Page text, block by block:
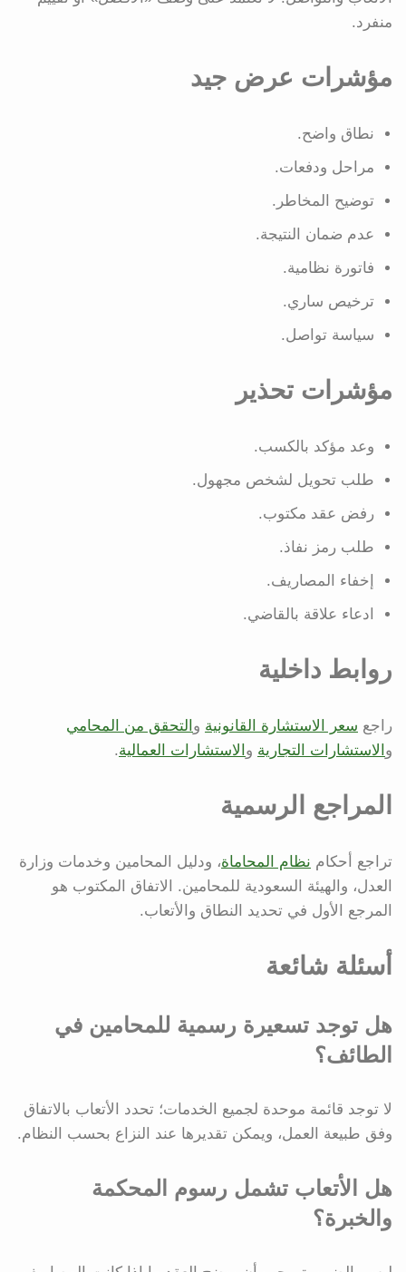
منفرد.
مؤشرات عرض جيد
نطاق واضح.
مراحل ودفعات.
توضيح المخاطر.
عدم ضمان النتيجة.
فاتورة نظامية.
ترخيص ساري.
سياسة تواصل.
مؤشرات تحذير
وعد مؤكد بالكسب.
طلب تحويل لشخص مجهول.
رفض عقد مكتوب.
طلب رمز نفاذ.
إخفاء المصاريف.
ادعاء علاقة بالقاضي.
روابط داخلية
راجع سعر الاستشارة القانونية و التحقق من المحامي
و الاستشارات التجارية و الاستشارات العمالية.
المراجع الرسمية
تراجع أحكام نظام المحاماة، ودليل المحامين وخدمات وزارة
العدل، والهيئة السعودية للمحامين. الاتفاق المكتوب هو
المرجع الأول في تحديد النطاق والأتعاب.
أسئلة شائعة
هل توجد تسعيرة رسمية للمحامين في
الطائف؟
لا توجد قائمة موحدة لجميع الخدمات؛ تحدد الأتعاب بالاتفاق
وفق طبيعة العمل، ويمكن تقديرها عند النزاع بحسب النظام.
هل الأتعاب تشمل رسوم المحكمة
والخبرة؟